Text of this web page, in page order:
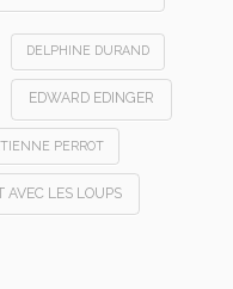
DELPHINE DURAND
EDWARD EDINGER
PERROT
AVEC LES LOUPS